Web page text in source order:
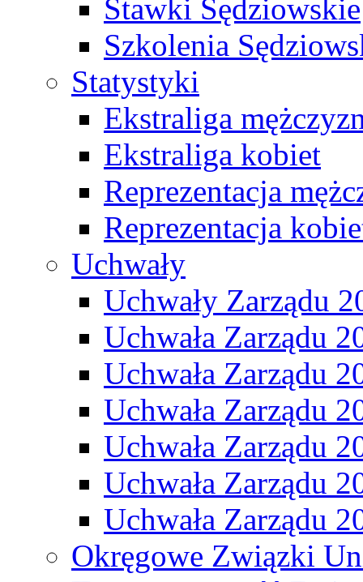
Stawki Sędziowskie
Szkolenia
Statystyki
Ekstraliga
Ekstraliga kobiet
Reprezentacja
Reprezentacja
Uchwały
Uchwały Zarządu
Uchwała Zarządu
Uchwała Zarządu
Uchwała Zarządu
Uchwała Zarządu
Uchwała Zarządu
Uchwała Zarządu
Okręgowe Związki